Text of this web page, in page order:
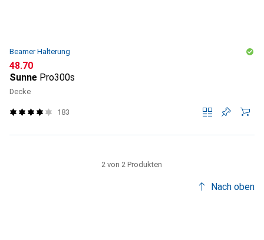
Beamer Halterung
CHF
48.70
Sunne Pro300s
Decke
183
2 von 2 Produkten
Nach oben